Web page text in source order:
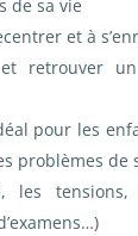
de sa vie
et à
et retrouver
pour les
problèmes de
les tensions,